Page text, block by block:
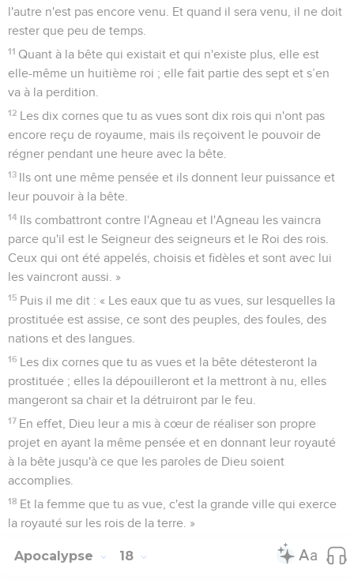
l'autre n'est pas encore venu. Et quand il sera venu, il ne doit
rester que peu de temps.
11 Quant à la bête qui existait et qui n'existe plus, elle est
elle-même un huitième roi ; elle fait partie des sept et s’en
va à la perdition.
12 Les dix cornes que tu as vues sont dix rois qui n'ont pas
encore reçu de royaume, mais ils reçoivent le pouvoir de
régner pendant une heure avec la bête.
13 Ils ont une même pensée et ils donnent leur puissance et
leur pouvoir à la bête.
14 Ils combattront contre l'Agneau et l'Agneau les vaincra
parce qu'il est le Seigneur des seigneurs et le Roi des rois.
Ceux qui ont été appelés, choisis et fidèles et sont avec lui
les vaincront aussi. »
15 Puis il me dit : « Les eaux que tu as vues, sur lesquelles la
prostituée est assise, ce sont des peuples, des foules, des
nations et des langues.
16 Les dix cornes que tu as vues et la bête détesteront la
prostituée ; elles la dépouilleront et la mettront à nu, elles
mangeront sa chair et la détruiront par le feu.
17 En effet, Dieu leur a mis à cœur de réaliser son propre
projet en ayant la même pensée et en donnant leur royauté
à la bête jusqu'à ce que les paroles de Dieu soient
accomplies.
18 Et la femme que tu as vue, c'est la grande ville qui exerce
la royauté sur les rois de la terre. »
Apocalypse 18